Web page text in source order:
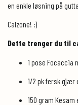
en enkle løsning på
Calzone! :)
Dette trenger du til
1 pose Focaccia
1/2 pk fersk gjær
150 gram